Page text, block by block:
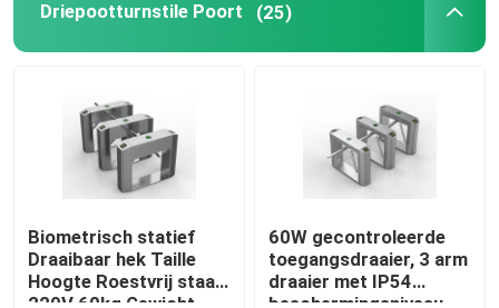
ESD-toegangscontrolesysteem
Toegangsbeheerturnstile
voetbarrièrepoort
Taille Hoge Turnstile
Driepootturnstile Poort (25)
Biometrisch statief
Draaibaar hek Taille
Hoogte Roestvrij staal
60W gecontroleerde
toegangsdraaier, 3 arm
draaier met IP54